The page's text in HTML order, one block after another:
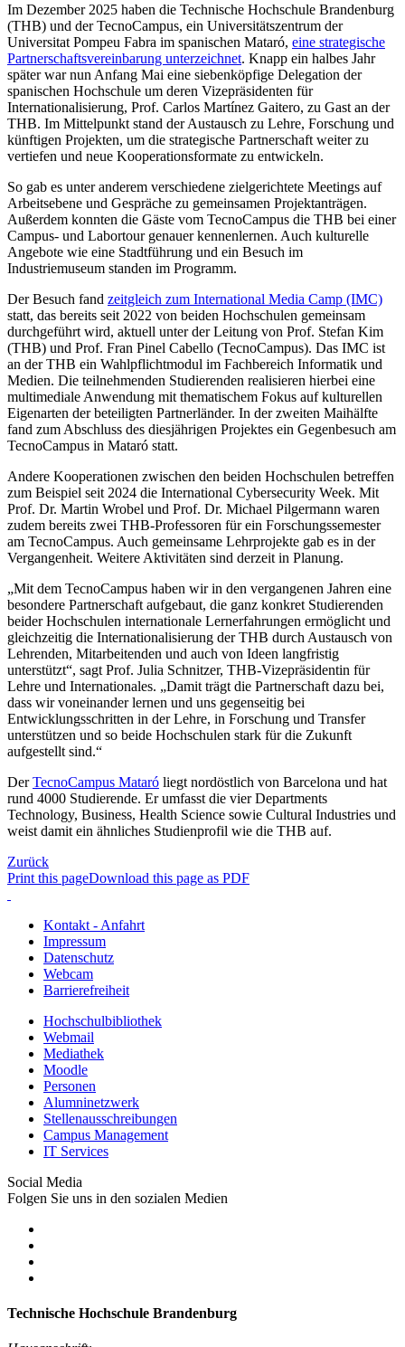
Im Dezember 2025 haben die Technische Hochschule Brandenburg
(THB) und der TecnoCampus, ein Universitätszentrum der
Universitat Pompeu Fabra im spanischen Mataró, eine strategische
Partnerschaftsvereinbarung unterzeichnet. Knapp ein halbes Jahr
später war nun Anfang Mai eine siebenköpfige Delegation der
spanischen Hochschule um deren Vizepräsidenten für
Internationalisierung, Prof. Carlos Martínez Gaitero, zu Gast an der
THB. Im Mittelpunkt stand der Austausch zu Lehre, Forschung und
künftigen Projekten, um die strategische Partnerschaft weiter zu
vertiefen und neue Kooperationsformate zu entwickeln.
So gab es unter anderem verschiedene zielgerichtete Meetings auf
Arbeitsebene und Gespräche zu gemeinsamen Projektanträgen.
Außerdem konnten die Gäste vom TecnoCampus die THB bei einer
Campus- und Labortour genauer kennenlernen. Auch kulturelle
Angebote wie eine Stadtführung und ein Besuch im
Industriemuseum standen im Programm.
Der Besuch fand zeitgleich zum International Media Camp (IMC)
statt, das bereits seit 2022 von beiden Hochschulen gemeinsam
durchgeführt wird, aktuell unter der Leitung von Prof. Stefan Kim
(THB) und Prof. Fran Pinel Cabello (TecnoCampus). Das IMC ist
an der THB ein Wahlpflichtmodul im Fachbereich Informatik und
Medien. Die teilnehmenden Studierenden realisieren hierbei eine
multimediale Anwendung mit thematischem Fokus auf kulturellen
Eigenarten der beteiligten Partnerländer. In der zweiten Maihälfte
fand zum Abschluss des diesjährigen Projektes ein Gegenbesuch am
TecnoCampus in Mataró statt.
Andere Kooperationen zwischen den beiden Hochschulen betreffen
zum Beispiel seit 2024 die International Cybersecurity Week. Mit
Prof. Dr. Martin Wrobel und Prof. Dr. Michael Pilgermann waren
zudem bereits zwei THB-Professoren für ein Forschungssemester
am TecnoCampus. Auch gemeinsame Lehrprojekte gab es in der
Vergangenheit. Weitere Aktivitäten sind derzeit in Planung.
„Mit dem TecnoCampus haben wir in den vergangenen Jahren eine
besondere Partnerschaft aufgebaut, die ganz konkret Studierenden
beider Hochschulen internationale Lernerfahrungen ermöglicht und
gleichzeitig die Internationalisierung der THB durch Austausch von
Lehrenden, Mitarbeitenden und auch von Ideen langfristig
unterstützt“, sagt Prof. Julia Schnitzer, THB-Vizepräsidentin für
Lehre und Internationales. „Damit trägt die Partnerschaft dazu bei,
dass wir voneinander lernen und uns gegenseitig bei
Entwicklungsschritten in der Lehre, in Forschung und Transfer
unterstützen und so beide Hochschulen stark für die Zukunft
aufgestellt sind.“
DerTecnoCampus Mataró liegt nordöstlich von Barcelona und hat
rund 4000 Studierende. Er umfasst die vier Departments
Technology, Business, Health Science sowie Cultural Industries und
weist damit ein ähnliches Studienprofil wie die THB auf.
Zurück
Print this pageDownload this page as PDF
Kontakt - Anfahrt
Impressum
Datenschutz
Webcam
Barrierefreiheit
Hochschulbibliothek
Webmail
Mediathek
Moodle
Personen
Alumninetzwerk
Stellenausschreibungen
Campus Management
IT Services
Social Media
Folgen Sie uns in den sozialen Medien
Technische Hochschule Brandenburg